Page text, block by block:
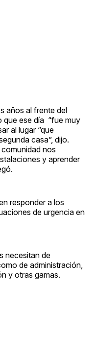
años al frente del
que ese día “fue muy
al lugar “que
casa”, dijo.
nos
y aprender
responder a los
de urgencia en
necesitan de
de administración,
y otras gamas.